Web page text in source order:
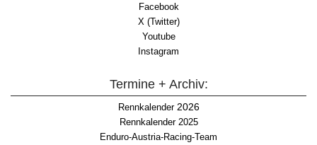
Facebook
X (Twitter)
Youtube
Instagram
Termine + Archiv:
Rennkalender2026
Rennkalender 2025
Enduro-Austria-Racing-Team